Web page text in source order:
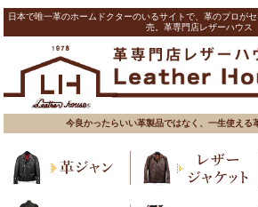
日本で唯一革のホームドクターのいるサイトで、革のプロが
売。革専門店レザーハウス
今良かったらいい革製品ではなく、一生使える